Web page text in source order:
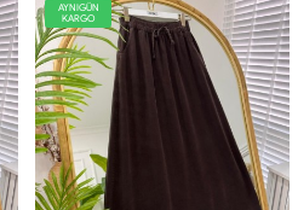
AYNIGÜN
KARGO